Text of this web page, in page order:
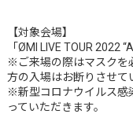
【対象会場】
「ØMI LIVE TOUR 2022
※ご来場の際はマスクを
方の入場はお断りさせて
※新型コロナウイルス感
っていただきます。